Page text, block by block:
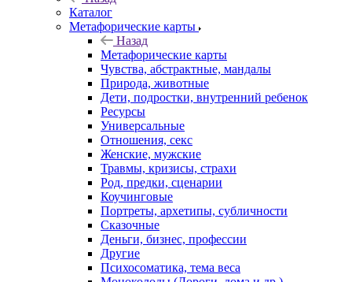
Каталог
Mетафорические карты
Назад
Mетафорические карты
Чувства, абстрактные, мандалы
Природа, животные
Дети, подростки, внутренний ребенок
Ресурсы
Универсальные
Отношения, секс
Женские, мужские
Травмы, кризисы, страхи
Род, предки, сценарии
Коучинговые
Портреты, архетипы, субличности
Сказочные
Деньги, бизнес, профессии
Другие
Психосоматика, тема веса